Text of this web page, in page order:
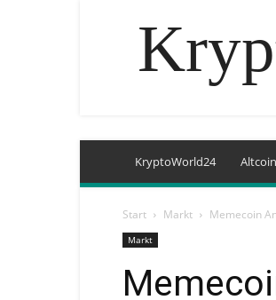
KryptoWorld24 Altcoin
Start Markt Memecoin
Markt